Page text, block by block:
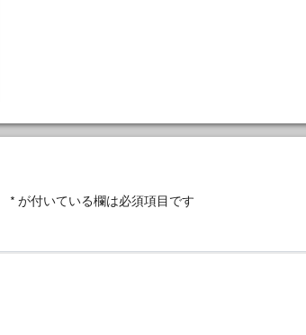
* が付いている欄は必須項目です